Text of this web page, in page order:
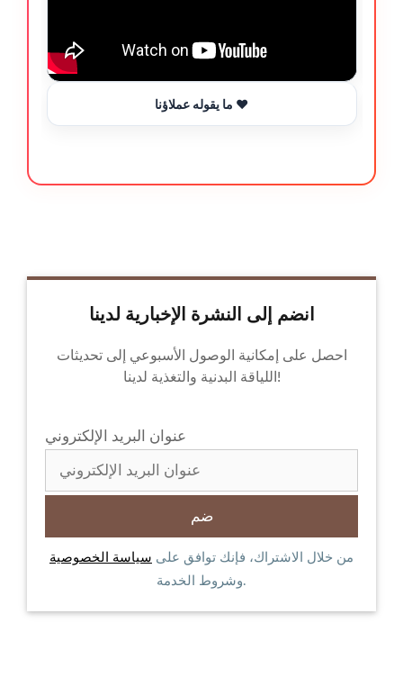
ما يقوله عملاؤنا ❤️
انضم إلى النشرة الإخبارية لدينا
احصل على إمكانية الوصول الأسبوعي إلى تحديثات
اللياقة البدنية والتغذية لدينا!
عنوان البريد الإلكتروني
من خلال الاشتراك، فإنك توافق على سياسة الخصوصية
وشروط الخدمة.